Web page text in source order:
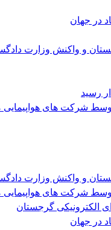
در جهان
و واکنش وزارت
رسید
شرکت های هواپیمایی
و واکنش وزارت
شرکت های هواپیمایی
الکترونیکی گرجستان
در جهان